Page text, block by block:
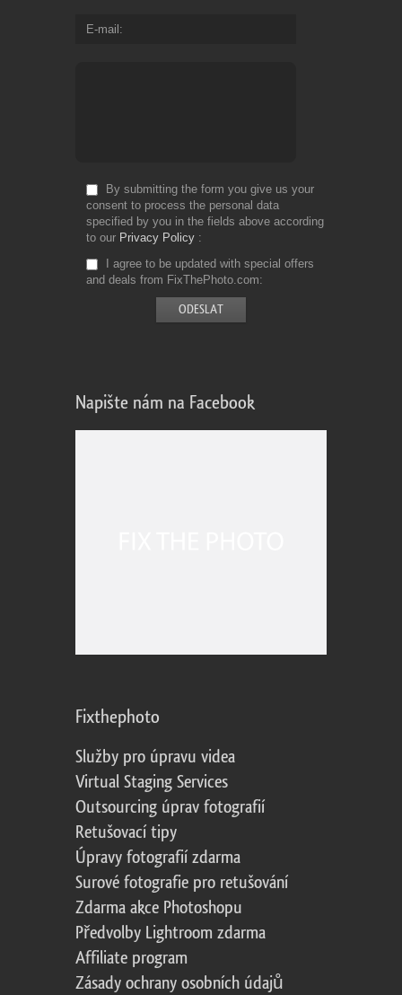
E-mail
By submitting the form you give us your
consent to process the personal data
specified by you in the fields above according
to our Privacy Policy
I agree to be updated with special offers
and deals from FixThePhoto.com
Napište nám na Facebook
Fixthephoto
Služby pro úpravu videa
Virtual Staging Services
Outsourcing úprav fotografií
Retušovací tipy
Úpravy fotografií zdarma
Surové fotografie pro retušování
Zdarma akce Photoshopu
Předvolby Lightroom zdarma
Affiliate program
Zásady ochrany osobních údajů